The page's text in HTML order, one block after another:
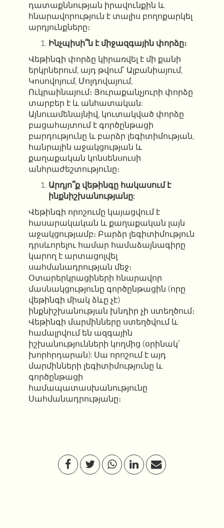
դատաքննության իրավունքին և
հնարավորություն է տալիս բողոքարկել
արդյունքները։
Ինչպիսի՞ն է միջազգային փորձը։
Վեթինգի փորձը կիրառվել է մի քանի
երկրներում, այդ թվում՝ Ալբանիայում,
Կոսովոյում, Մոլդովայում,
Ուկրաինայում։ Յուրաքանչյուրի փորձը
տարբեր է և անհատական:
Այնուամենայնիվ, կուտակված փորձը
բացահայտում է գործընթացի
բարդությունը և բարձր լեգիտիմության,
հանրային աջակցության և
քաղաքական կոնսենսուսի
անհրաժեշտությունը։
Արդյո՞ք վեթինգը հակասում է
ինքնիշխանությանը:
Վեթինգի որոշումը կայացվում է
հասարակական և քաղաքական լայն
աջակցությամբ։ Բարձր լեգիտիմություն
դրսևորելու համար համաձայնագիրը
կարող է արտացոլվել
սահմանադրության մեջ։
Օտարերկրացիների հնարավոր
մասնակցությունը գործընթացին (որը
վեթինգի միակ ձևը չէ)
ինքնիշխանության խնդիր չի ստեղծում։
Վեթինգի մարմինները ստեղծվում և
համալրվում են ազգային
իշխանությունների կողմից (օրինակ՝
խորհրդարան): Սա որոշում է այդ
մարմինների լեգիտիմությունը և
գործընթացի
համապատասխանությունը
Սահմանադրությանը։